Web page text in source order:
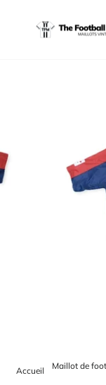
Accueil
Maillot de